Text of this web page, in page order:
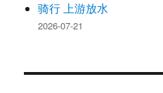
骑行 上游放水
2026-07-21